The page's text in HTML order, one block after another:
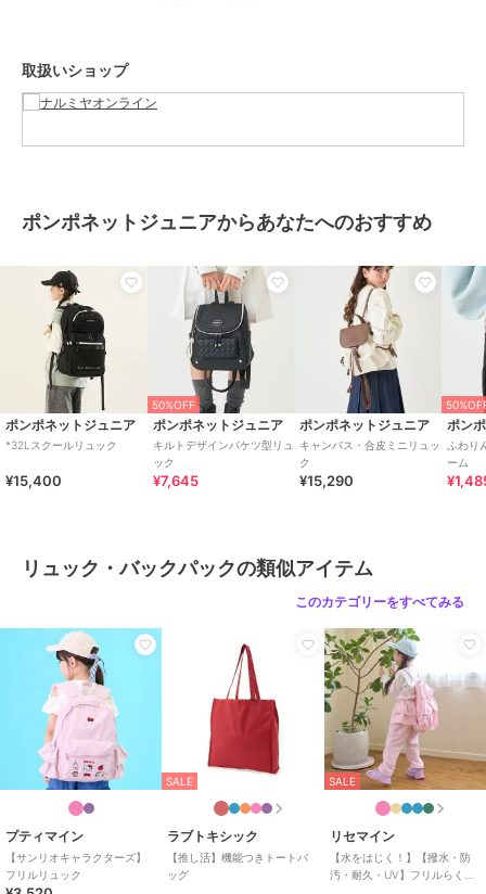
原産国
取扱いショップ
ポンポネットジュニアからあなたへのおすすめ
ポンポネットジュニア
*32Lスクールリュック
¥15,400
50%OFF
ポンポネットジュニア
キルトデザインバケツ型リュ
ック
¥7,645
ポンポネットジュニア
キャンバス・合皮ミニリュッ
ク
¥15,290
ポン
ふわり
ーム
リュック・バックパックの類似アイテム
このカテゴリーをすべてみる
プティマイン
【サンリオキャラクターズ】
フリルリュック
SALE
ラブトキシック
【推し活】機能つきトートバ
ッグ
SALE
リセマイン
【水をはじく！】【撥水・防
汚・耐久・UV】フリルらくら